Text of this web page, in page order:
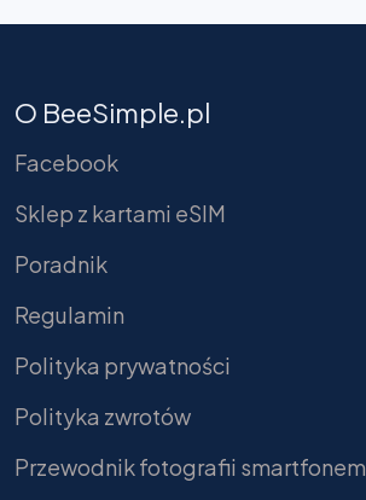
O BeeSimple.pl
Facebook
Sklep z kartami eSIM
Poradnik
Regulamin
Polityka prywatności
Polityka zwrotów
Przewodnik fotografii smartfonem